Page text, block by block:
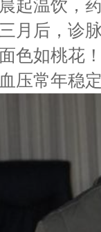
起温饮，
月后，诊
色如桃花
压常年稳